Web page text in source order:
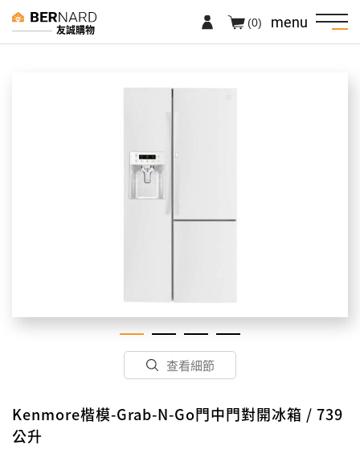
友誠購物 menu
(0)
查看細節
Kenmore楷模-Grab-N-Go門中門對開冰箱 / 739
公升